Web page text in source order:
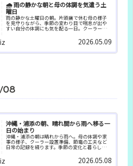
🌧️ 雨の静かな朝と母の体調を気遣う土
曜日
雨の静かな土曜日の朝。片頭痛で休む母の様子
を見守りながら、季節の変わり目で喘息が出や
すい自分の体調にも気を配る一日。クーラー取
2026.05.09
08
沖縄・浦添の朝、晴れ間から雨へ移る一
日の始まり
沖縄・浦添の朝は晴れから雨へ。母の体調や家
事の様子、クーラー設置準備、節電の工夫など
日常の記録を綴ります。季節の変化と暮らしの気
づきをまとめました。
2026.05.08